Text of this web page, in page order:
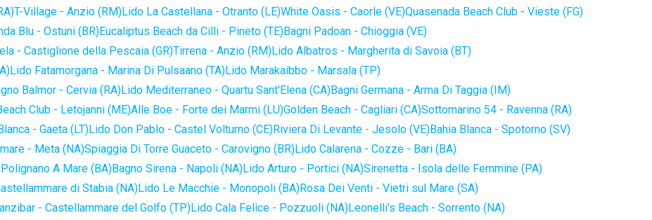
T-Village - Anzio (RM)Lido La Castellana - Otranto (LE)White Oasis - Caorle (VE)Quasenada Beach Club - Vieste (FG)
Blu - Ostuni (BR)Eucaliptus Beach da Cilli - Pineto (TE)Bagni Padoan - Chioggia (VE)
- Castiglione della Pescaia (GR)Tirrena - Anzio (RM)Lido Albatros - Margherita di Savoia (BT)
Lido Fatamorgana - Marina Di Pulsaano (TA)Lido Marakaibbo - Marsala (TP)
Balmor - Cervia (RA)Lido Mediterraneo - Quartu Sant'Elena (CA)Bagni Germana - Arma Di Taggia (IM)
Club - Letojanni (ME)Alle Boe - Forte dei Marmi (LU)Golden Beach - Cagliari (CA)Sottomarino 54 - Ravenna (RA)
- Gaeta (LT)Lido Don Pablo - Castel Volturno (CE)Riviera Di Levante - Jesolo (VE)Bahia Blanca - Spotorno (SV)
- Meta (NA)Spiaggia Di Torre Guaceto - Carovigno (BR)Lido Calarena - Cozze - Bari (BA)
A Mare (BA)Bagno Sirena - Napoli (NA)Lido Arturo - Portici (NA)Sirenetta - Isola delle Femmine (PA)
di Stabia (NA)Lido Le Macchie - Monopoli (BA)Rosa Dei Venti - Vietri sul Mare (SA)
- Castellammare del Golfo (TP)Lido Cala Felice - Pozzuoli (NA)Leonelli's Beach - Sorrento (NA)